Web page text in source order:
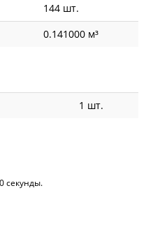
144 шт.
0.141000 м³
1 шт.
секунды.